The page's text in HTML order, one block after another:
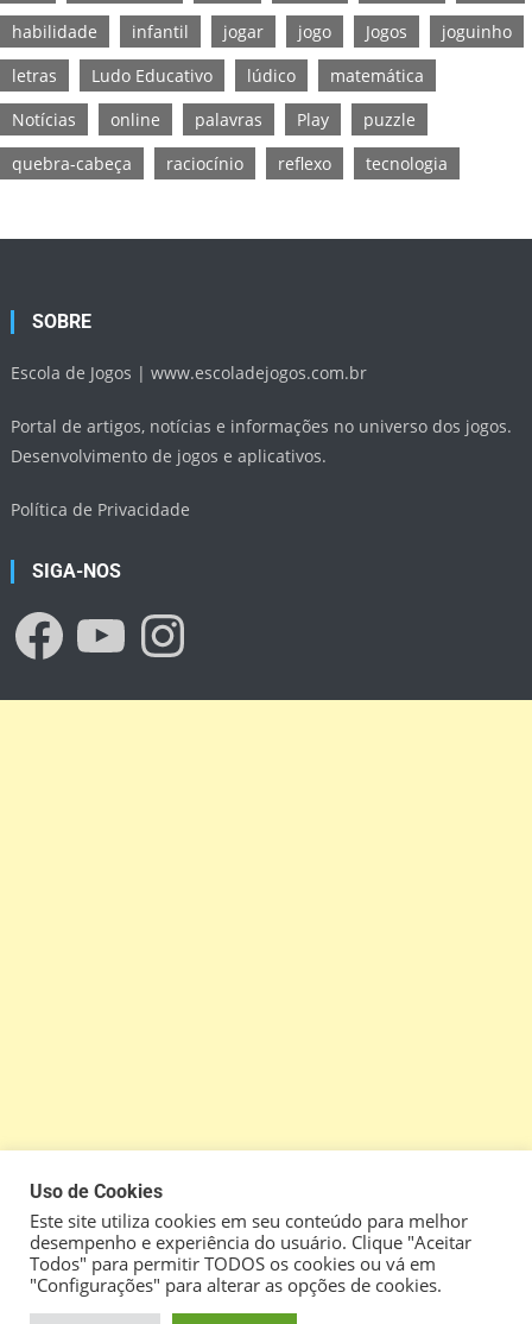
habilidade
infantil jogar jogo Jogos
joguinho
letras
Ludo Educativo lúdico
matemática
Notícias
online palavras Play
puzzle
quebra-cabeça
raciocínio reflexo tecnologia
SOBRE
Escola de Jogos |www.escoladejogos.com.br
Portal de artigos, notícias e informações no universo dos jogos.
Desenvolvimento de jogos e aplicativos.
Política de Privacidade
SIGA-NOS
Uso de Cookies
Este site utiliza cookies em seu conteúdo para melhor
desempenho e experiência do usuário. Clique "Aceitar
Todos" para permitir TODOS os cookies ou vá em
"Configurações" para alterar as opções de cookies.